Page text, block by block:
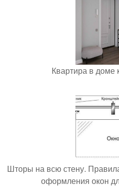
Квартира в доме
Шторы на всю стену.
оформления окон